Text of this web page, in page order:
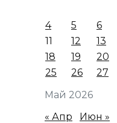
Май 2026
4
5 6
11
12 13
18
19 20
25
26 27
« Апр Июн »